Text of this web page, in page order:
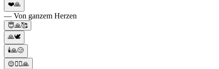
❤️🙏
— Von ganzem Herzen
😇🙏🥰
🙏🕊️
🕯️🙏😢
😌🙇‍♀️🙏